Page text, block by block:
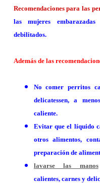
Recomendaciones para las
las mujeres
debilitados.
Además de las
No comer perritos
delicatessen, a
caliente.
Evitar que el líquido
otros alimentos,
preparación de
lavarse las manos
calientes, carnes y